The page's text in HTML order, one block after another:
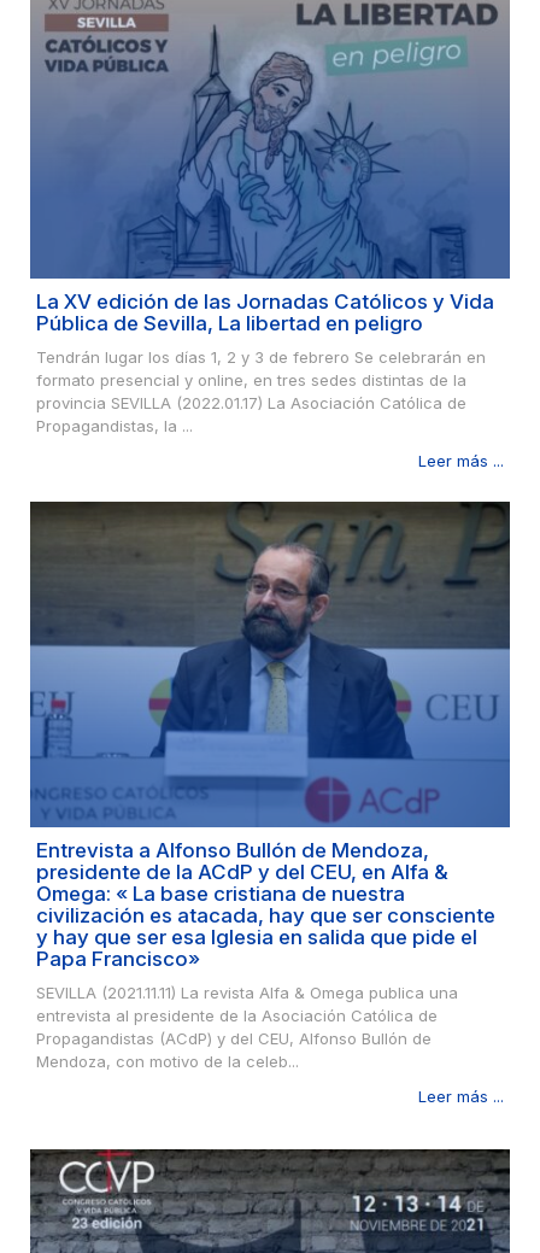
La XV edición de las Jornadas Católicos y Vida
Pública de Sevilla, La libertad en peligro
Tendrán lugar los días 1, 2 y 3 de febrero Se celebrarán en
formato presencial y online, en tres sedes distintas de la
provincia SEVILLA (2022.01.17) La Asociación Católica de
Propagandistas, la ...
Leer más ...
Entrevista a Alfonso Bullón de Mendoza,
presidente de la ACdP y del CEU, en Alfa &
Omega: « La base cristiana de nuestra
civilización es atacada, hay que ser consciente
y hay que ser esa Iglesia en salida que pide el
Papa Francisco»
SEVILLA (2021.11.11) La revista Alfa & Omega publica una
entrevista al presidente de la Asociación Católica de
Propagandistas (ACdP) y del CEU, Alfonso Bullón de
Mendoza, con motivo de la celeb...
Leer más ...